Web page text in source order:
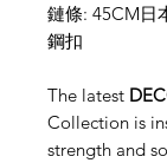
鏈條: 45CM日
鋼扣
The latest
Collection is
strength and